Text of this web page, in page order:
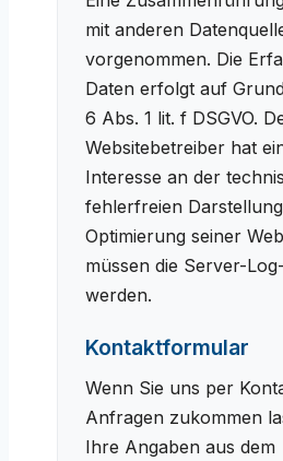
mit anderen
vorgenommen. Die
Daten erfolgt auf
6 Abs. 1 lit. f DSGVO.
Websitebetreiber hat
Interesse an der
fehlerfreien
Optimierung seiner
müssen die Server-
werden.
Kontaktformular
Wenn Sie uns per
Anfragen zukommen
Ihre Angaben aus dem